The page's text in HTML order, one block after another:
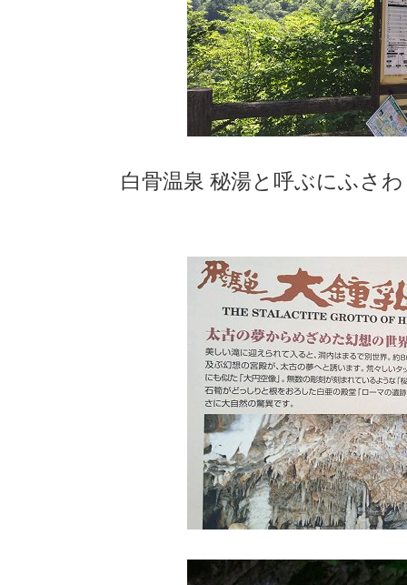
白骨温泉 秘湯と呼ぶにふさ